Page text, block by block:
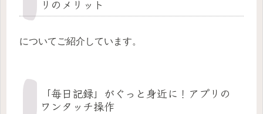
リのメリット
についてご紹介しています。
「毎日記録」がぐっと身近に！アプリの
ワンタッチ操作